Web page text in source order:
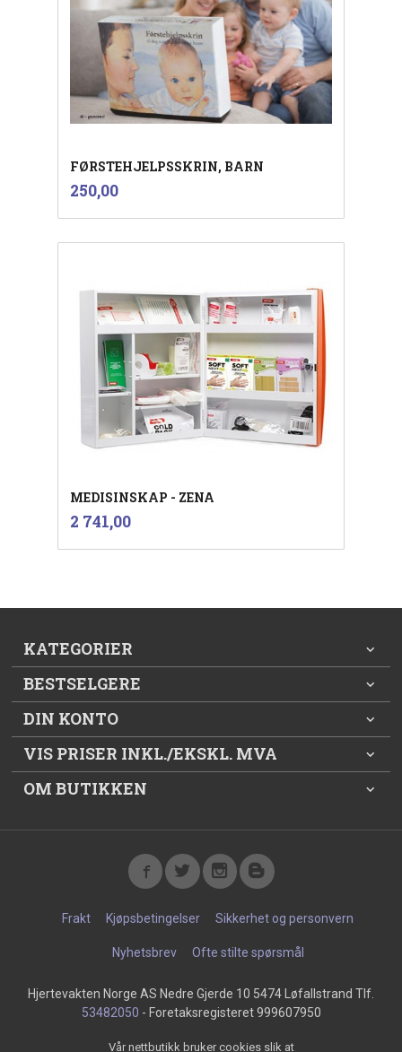
FØRSTEHJELPSSKRIN, BARN
Pris
250,00mva.
MEDISINSKAP - ZENA
Pris
2 741,00mva.
KATEGORIER
BESTSELGERE
DIN KONTO
VIS PRISER INKL./EKSKL. MVA
OM BUTIKKEN
Frakt Kjøpsbetingelser Sikkerhet og personvern
Nyhetsbrev Ofte stilte spørsmål
Hjertevakten Norge AS Nedre Gjerde 10 5474 Løfallstrand Tlf.
53482050 - Foretaksregisteret 999607950
Vår nettbutikk bruker cookies slik at